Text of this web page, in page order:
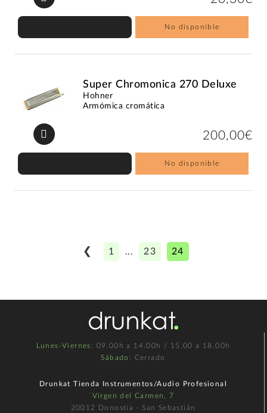
No disponible
Super Chromonica 270 Deluxe
Hohner
Armómica cromática
200,00€
No disponible
❮ 1 ... 23 24
Lunes-Viernes : 09.00h a 14.00h / 15.00 a 18.00h
Sábado : Cerrado
Drunkat Tienda Instrumentos/Audio Profesional
Virgen del Carmen, 7
20012 Donostia - San Sebastián